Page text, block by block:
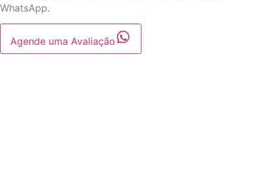
WhatsApp.
Agende uma Avaliação